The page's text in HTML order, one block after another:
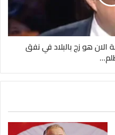
الان هو زج بالبلاد في نفق